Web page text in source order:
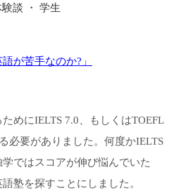
験談 ・ 学生
が苦手なのか?」
めにIELTS 7.0、もし くはTOEFL
必要がありました。何度かIELTS
ではスコアが伸び悩んでいた
塾を探すことにしました。